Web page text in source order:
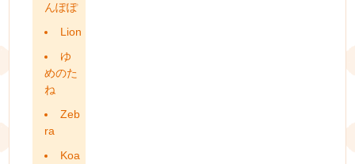
んぽぽ
Lion
ゆ
めのた
ね
Zeb
ra
Koa